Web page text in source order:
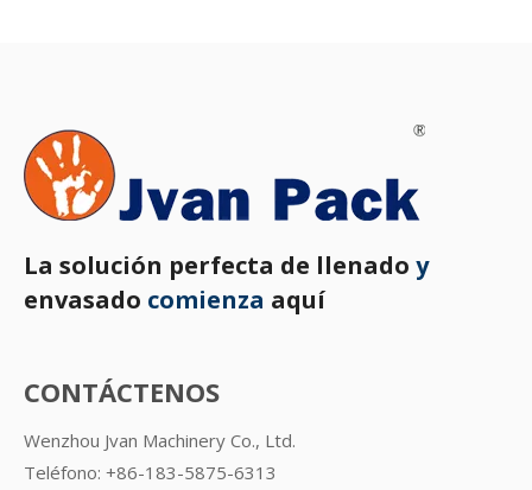
La solución perfecta de llenado y
envasado comienza aquí
CONTÁCTENOS
Wenzhou Jvan Machinery Co., Ltd.
Teléfono: +86-183-5875-6313